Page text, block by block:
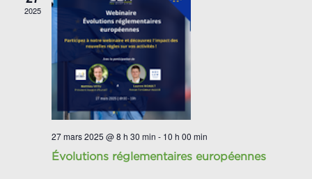
2025
27 mars 2025 @ 8 h 30 min - 10 h 00 min
Évolutions réglementaires européennes